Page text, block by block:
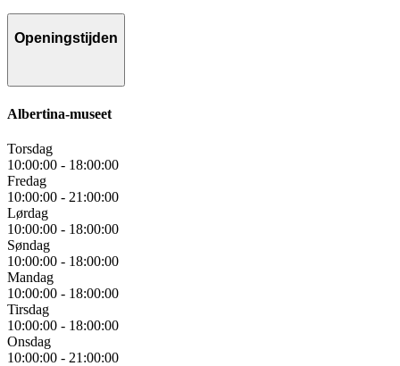
Openingstijden
Albertina-museet
Torsdag
10:00:00 - 18:00:00
Fredag
10:00:00 - 21:00:00
Lørdag
10:00:00 - 18:00:00
Søndag
10:00:00 - 18:00:00
Mandag
10:00:00 - 18:00:00
Tirsdag
10:00:00 - 18:00:00
Onsdag
10:00:00 - 21:00:00